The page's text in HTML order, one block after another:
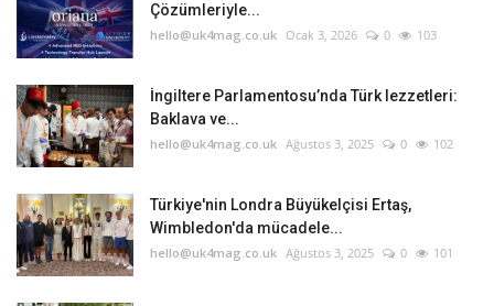
Çözümleriyle...
hello@uk4mag.co.uk Ocak 3, 2026 0 103
İngiltere Parlamentosu’nda Türk lezzetleri:
Baklava ve...
hello@uk4mag.co.uk Ağustos 3, 2025 0 102
Türkiye'nin Londra Büyükelçisi Ertaş,
Wimbledon'da mücadele...
hello@uk4mag.co.uk Ağustos 3, 2025 0 101